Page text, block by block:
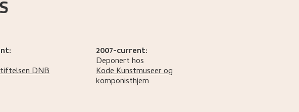
DNB
2007-current:
Deponert hos
Kode Kunstmuseer og
komponisthjem